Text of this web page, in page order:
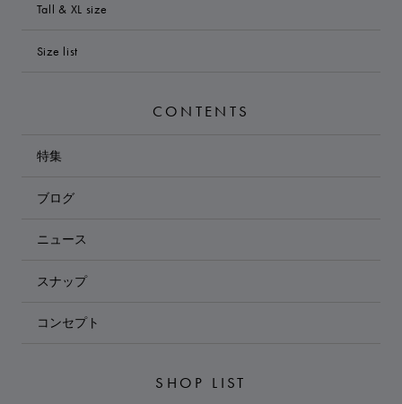
Tall & XL size
Size list
CONTENTS
特集
ブログ
ニュース
スナップ
コンセプト
SHOP LIST